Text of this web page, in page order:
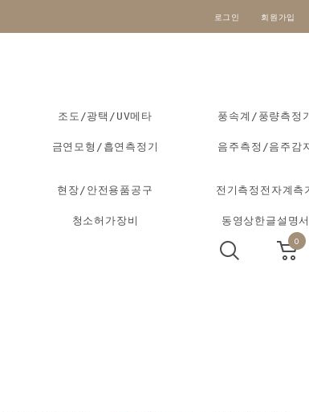
로그인 회원가입
조도/광택/UV메타 풍속계/풍량측정
금연모형/흡연측정기 음주측정/음주감
현장/안전용품공구 전기측정전자계측
청소허가장비 동영상한글설명
0